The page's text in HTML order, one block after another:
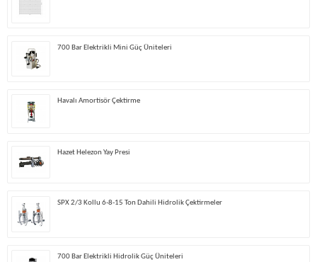
700 Bar Elektrikli Mini Güç Üniteleri
Havalı Amortisör Çektirme
Hazet Helezon Yay Presi
SPX 2/3 Kollu 6-8-15 Ton Dahili Hidrolik Çektirmeler
700 Bar Elektrikli Hidrolik Güç Üniteleri